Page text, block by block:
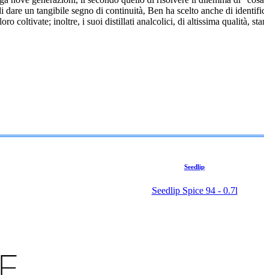
dare un tangibile segno di continuità, Ben ha scelto anche di
coltivate; inoltre, i suoi distillati analcolici, di altissima qualità,
Seedlip
Seedlip Spice 94 - 0.7l